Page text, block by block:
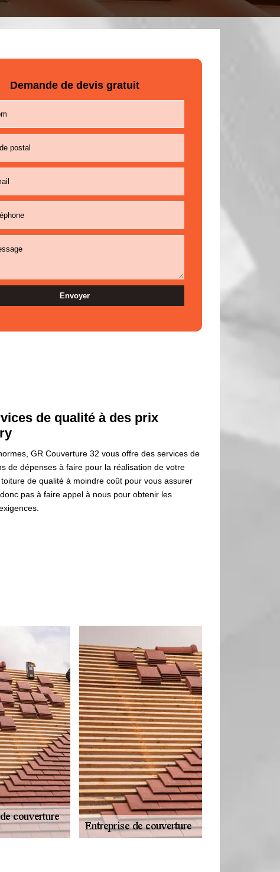
Demande de devis gratuit
de qualité à des prix
GR Couverture 32 vous offre des services de
de dépenses à faire pour la réalisation de votre
de qualité à moindre coût pour vous assurer
pas à faire appel à nous pour obtenir les